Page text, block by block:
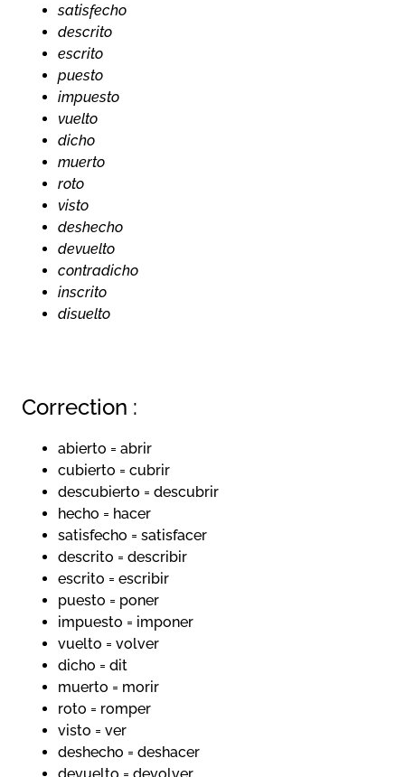
satisfecho
descrito
escrito
puesto
impuesto
vuelto
dicho
muerto
roto
visto
deshecho
devuelto
contradicho
inscrito
disuelto
Correction :
abierto = abrir
cubierto = cubrir
descubierto = descubrir
hecho = hacer
satisfecho = satisfacer
descrito = describir
escrito = escribir
puesto = poner
impuesto = imponer
vuelto = volver
dicho = dit
muerto = morir
roto = romper
visto = ver
deshecho = deshacer